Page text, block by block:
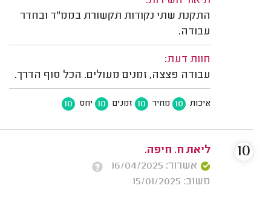
התקנת שתי נקודות תקשורת בממ"ד ובחדר
עבודה.
חוות דעת:
עבודה פצצה, זמנים מעולים. הכל סוף הדרך.
איכות 10 מחיר 10 זמנים 10 יחס 10
ליאת ח. חיפה.
אשרור: 16/04/2025
משוב: 15/01/2025
10